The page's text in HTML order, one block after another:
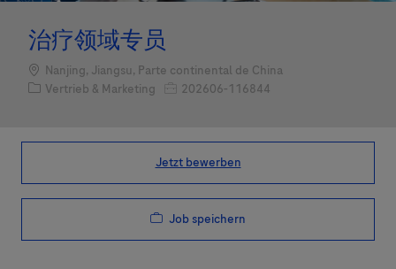
治疗领域专员
Standort
Nanjing, Jiangsu, Parte continental de China
Kategorie
Vertrieb & Marketing Job-ID202606-116844
Jetzt bewerben
Job speichern